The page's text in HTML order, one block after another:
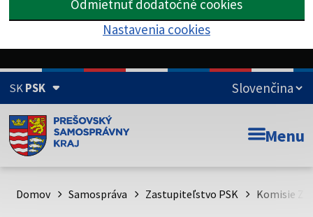
Odmietnuť dodatočné cookies
Nastavenia cookies
SKPSK
Doména psk.sk je oficiálna
Toto je oficiálna webová stránka Prešovského
psk.sk.
Menu
Domov Samospráva Zastupiteľstvo PSK Komisie Z